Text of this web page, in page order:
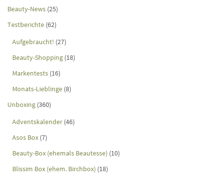
Beauty-News (25)
Testberichte (62)
Aufgebraucht! (27)
Beauty-Shopping (18)
Markentests (16)
Monats-Lieblinge (8)
Unboxing (360)
Adventskalender (46)
Asos Box (7)
Beauty-Box (ehemals Beautesse) (10)
Blissim Box (ehem. Birchbox) (18)